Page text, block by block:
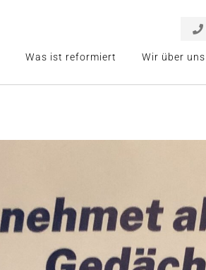
Was ist reformiert Wir über uns